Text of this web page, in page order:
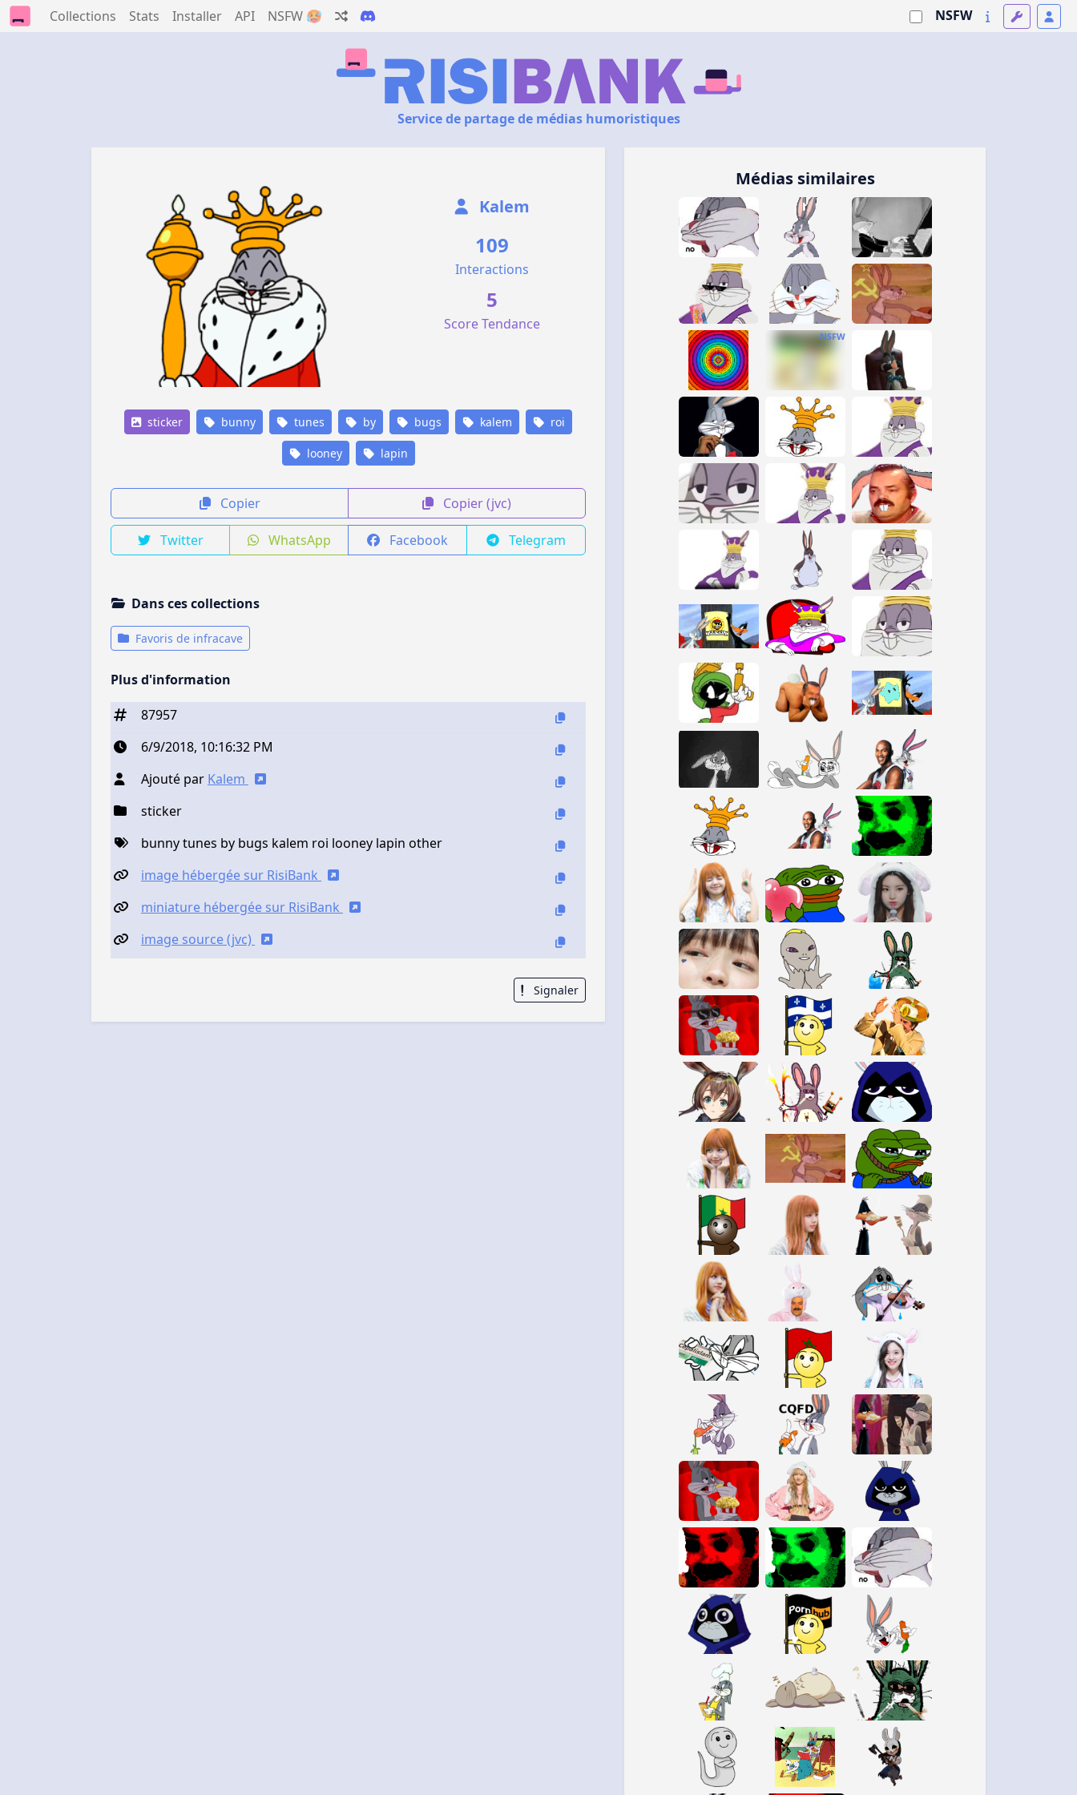
Collections Stats Installer API NSFW 🥵 NSFW
Service de partage de médias humoristiques
Kalem
109
Interactions
5
Score Tendance
sticker bunny tunes by bugs kalem roi
looney lapin
Copier Copier (jvc)
Twitter WhatsApp Facebook Telegram
Dans ces collections
Favoris de infracave
Plus d'information
87957
6/9/2018, 10:16:32 PM
Ajouté par Kalem
sticker
bunny tunes by bugs kalem roi looney lapin other
image hébergée sur RisiBank
miniature hébergée sur RisiBank
image source (jvc)
Signaler
Médias similaires
NSFW